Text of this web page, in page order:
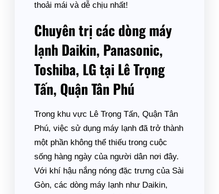
thoải mái và dễ chịu nhất!
Chuyên trị các dòng máy
lạnh Daikin, Panasonic,
Toshiba, LG tại Lê Trọng
Tấn, Quận Tân Phú
Trong khu vực Lê Trọng Tấn, Quận Tân
Phú, việc sử dụng máy lạnh đã trở thành
một phần không thể thiếu trong cuộc
sống hàng ngày của người dân nơi đây.
Với khí hậu nắng nóng đặc trưng của Sài
Gòn, các dòng máy lạnh như Daikin,